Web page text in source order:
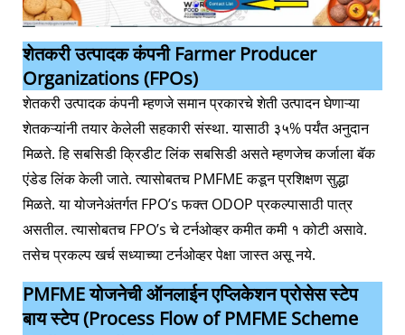
शेतकरी उत्पादक कंपनी Farmer Producer
Organizations (FPOs)
शेतकरी उत्पादक कंपनी म्हणजे समान प्रकारचे शेती उत्पादन घेणाऱ्या
शेतकऱ्यांनी तयार केलेली सहकारी संस्था. यासाठी ३५% पर्यंत अनुदान
मिळते. हि सबसिडी क्रिडीट लिंक सबसिडी असते म्हणजेच कर्जाला बॅक
एंडेड लिंक केली जाते. त्यासोबतच PMFME कडून प्रशिक्षण सुद्धा
मिळते. या योजनेअंतर्गत FPO’s फक्त ODOP प्रकल्पासाठी पात्र
असतील. त्यासोबतच FPO’s चे टर्नओव्हर कमीत कमी १ कोटी असावे.
तसेच प्रकल्प खर्च सध्याच्या टर्नओव्हर पेक्षा जास्त असू नये.
PMFME योजनेची ऑनलाईन एप्लिकेशन प्रोसेस स्टेप
बाय स्टेप (Process Flow of PMFME Scheme